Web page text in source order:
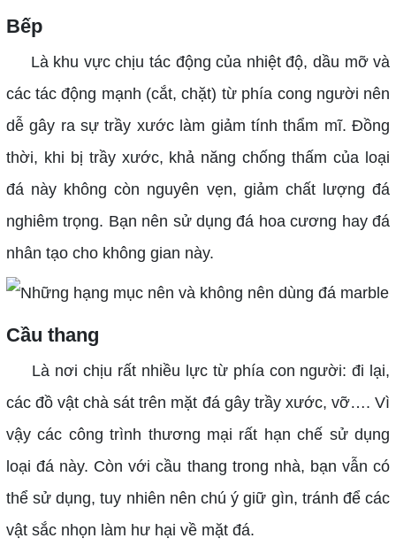
Bếp
Là khu vực chịu tác động của nhiệt độ, dầu mỡ và
các tác động mạnh (cắt, chặt) từ phía cong người nên
dễ gây ra sự trầy xước làm giảm tính thẩm mĩ. Đồng
thời, khi bị trầy xước, khả năng chống thấm của loại
đá này không còn nguyên vẹn, giảm chất lượng đá
nghiêm trọng. Bạn nên sử dụng đá hoa cương hay đá
nhân tạo cho không gian này.
Cầu thang
Là nơi chịu rất nhiều lực từ phía con người: đi lại,
các đồ vật chà sát trên mặt đá gây trầy xước, vỡ…. Vì
vậy các công trình thương mại rất hạn chế sử dụng
loại đá này. Còn với cầu thang trong nhà, bạn vẫn có
thể sử dụng, tuy nhiên nên chú ý giữ gìn, tránh để các
vật sắc nhọn làm hư hại về mặt đá.